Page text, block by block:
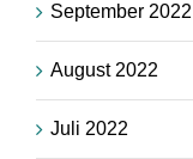
September 2022
August 2022
Juli 2022